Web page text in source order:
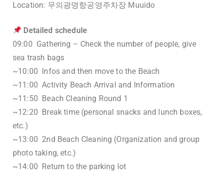
Location: 무의광명항공영주차장 Muuido
Detailed schedule
09:00 Gathering – Check the number of people, give
sea trash bags
~10:00 Infos and then move to the Beach
~11:00 Activity Beach Arrival and Information
~11:50 Beach Cleaning Round 1
~12:20 Break time (personal snacks and lunch boxes,
etc.)
~13:00 2nd Beach Cleaning (Organization and group
photo taking, etc.)
~14:00 Return to the parking lot